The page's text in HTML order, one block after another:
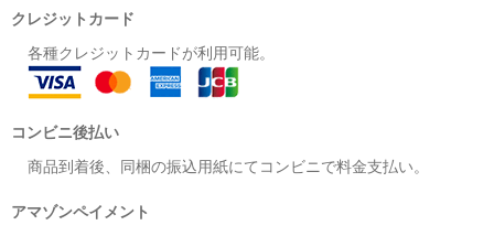
クレジットカード
各種クレジットカードが利用可能。
コンビニ後払い
商品到着後、同梱の振込用紙にてコンビニで料金支払い。
アマゾンペイメント